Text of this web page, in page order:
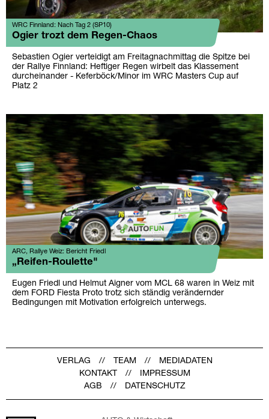
WRC Finnland: Nach Tag 2 (SP10)
Ogier trozt dem Regen-Chaos
Sebastien Ogier verteidigt am Freitagnachmittag die Spitze bei
der Rallye Finnland: Heftiger Regen wirbelt das Klassement
durcheinander - Keferböck/Minor im WRC Masters Cup auf
Platz 2
ARC, Rallye Weiz: Bericht Friedl
„Reifen-Roulette"
Eugen Friedl und Helmut Aigner vom MCL 68 waren in Weiz mit
dem FORD Fiesta Proto trotz sich ständig verändernder
Bedingungen mit Motivation erfolgreich unterwegs.
VERLAG TEAM
MEDIADATEN
KONTAKT
IMPRESSUM
AGB
DATENSCHUTZ